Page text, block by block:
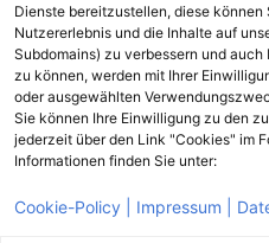
Dienste bereitzustellen, diese können
Nutzererlebnis und die Inhalte auf
Subdomains) zu verbessern und
zu können, werden mit Ihrer
oder ausgewählten
Sie können Ihre Einwilligung zu den
jederzeit über den Link "Cookies" im
Informationen finden Sie unter:
Cookie-Policy | Impressum |